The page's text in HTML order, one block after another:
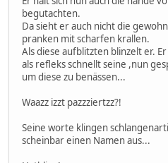
begutachten.
Da sieht er auch nicht die
pranken mit scharfen krallen.
Als diese aufblitzten blinzelt er.
als refleks schnellt seine ,nun
um diese zu benässen...
Waazz izzt pazzziertzz?!
Seine worte klingen
scheinbar einen Namen aus...